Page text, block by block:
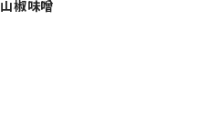
山椒味噌